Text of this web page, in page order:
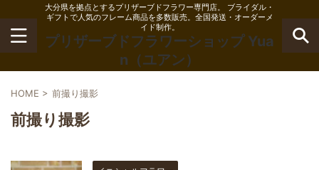
大分県を拠点とするプリザーブドフラワー専門店。 ブライダル・
ギフトで人気のフレーム商品を多数販売。全国発送・オーダーメ
イド制作。
プリザーブドフラワーショップ Yua
n（ユアン）
HOME > 前撮り撮影
前撮り撮影